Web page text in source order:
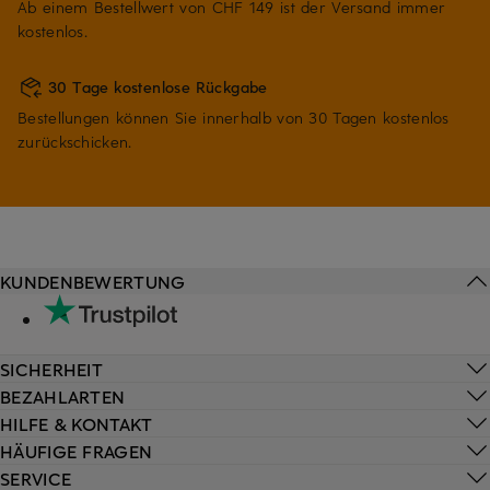
Ab einem Bestellwert von CHF 149 ist der Versand immer
kostenlos.
30 Tage kostenlose Rückgabe
Bestellungen können Sie innerhalb von 30 Tagen kostenlos
zurückschicken.
HILFE & KONTAKT
HÄUFIGE FRAGEN
SERVICE
KUNDENBEWERTUNG
SICHERHEIT
BEZAHLARTEN